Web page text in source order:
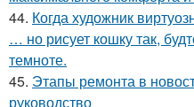
44. Когда художник
… но рисует кошку так,
темноте.
45. Этапы ремонта в
руководство